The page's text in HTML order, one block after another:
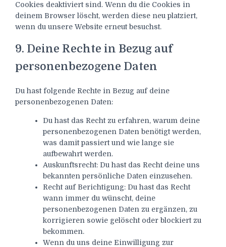
Cookies deaktiviert sind. Wenn du die Cookies in
deinem Browser löscht, werden diese neu platziert,
wenn du unsere Website erneut besuchst.
9. Deine Rechte in Bezug auf
personenbezogene Daten
Du hast folgende Rechte in Bezug auf deine
personenbezogenen Daten:
Du hast das Recht zu erfahren, warum deine
personenbezogenen Daten benötigt werden,
was damit passiert und wie lange sie
aufbewahrt werden.
Auskunftsrecht: Du hast das Recht deine uns
bekannten persönliche Daten einzusehen.
Recht auf Berichtigung: Du hast das Recht
wann immer du wünscht, deine
personenbezogenen Daten zu ergänzen, zu
korrigieren sowie gelöscht oder blockiert zu
bekommen.
Wenn du uns deine Einwilligung zur